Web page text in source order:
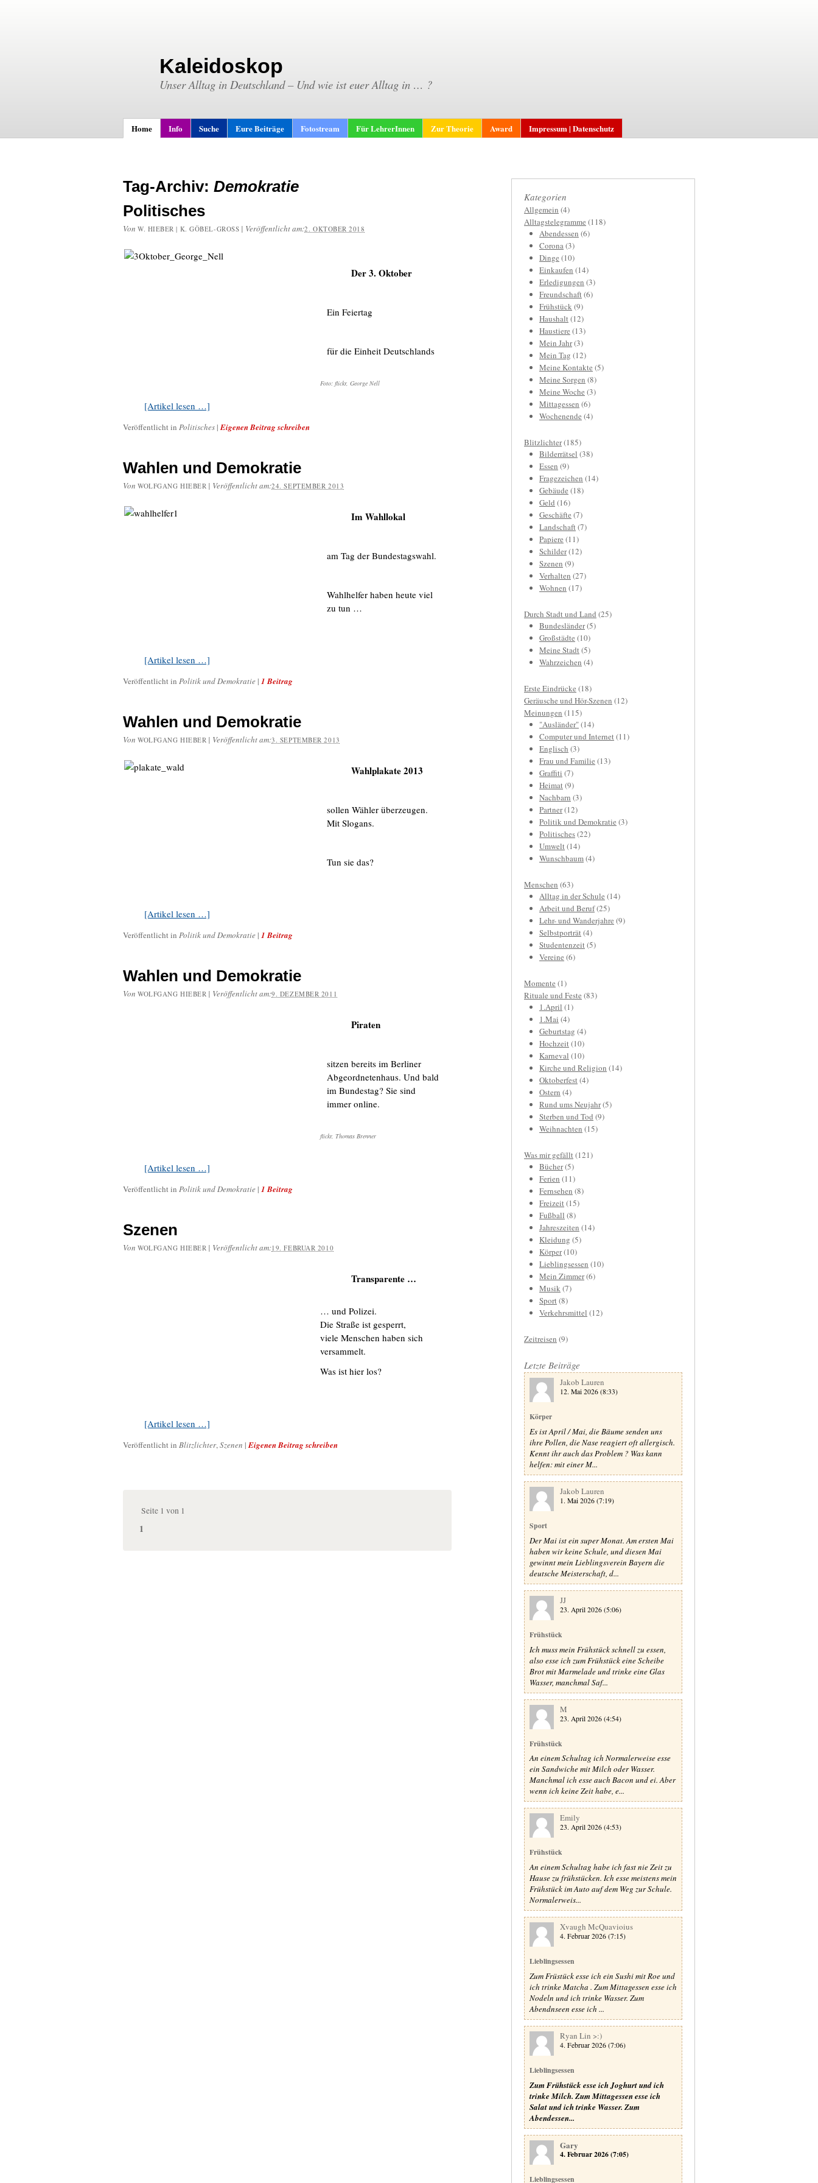
Kaleidoskop
Unser Alltag in Deutschland – Und wie ist euer Alltag in … ?
Home Info Suche Eure Beiträge Fotostream Für LehrerInnen Zur Theorie Award Impressum | Datenschutz
Tag-Archiv: Demokratie
Politisches
Von W. HIEBER | K. GÖBEL-GROSS | Veröffentlicht am:2. OKTOBER 2018
Der 3. Oktober
Ein Feiertag
für die Einheit Deutschlands
Foto: flickr, George Nell
[Artikel lesen …]
Veröffentlicht in Politisches | Eigenen Beitrag schreiben
Wahlen und Demokratie
Von WOLFGANG HIEBER | Veröffentlicht am:24. SEPTEMBER 2013
Im Wahllokal
am Tag der Bundestagswahl.
Wahlhelfer haben heute viel
zu tun …
[Artikel lesen …]
Veröffentlicht in Politik und Demokratie | 1 Beitrag
Wahlen und Demokratie
Von WOLFGANG HIEBER | Veröffentlicht am:3. SEPTEMBER 2013
Wahlplakate 2013
sollen Wähler überzeugen.
Mit Slogans.
Tun sie das?
[Artikel lesen …]
Veröffentlicht in Politik und Demokratie | 1 Beitrag
Wahlen und Demokratie
Von WOLFGANG HIEBER | Veröffentlicht am:9. DEZEMBER 2011
Piraten
sitzen bereits im Berliner
Abgeordnetenhaus. Und bald
im Bundestag? Sie sind
immer online.
flickr, Thomas Brenner
[Artikel lesen …]
Veröffentlicht in Politik und Demokratie | 1 Beitrag
Szenen
Von WOLFGANG HIEBER | Veröffentlicht am:19. FEBRUAR 2010
Transparente …
… und Polizei.
Die Straße ist gesperrt,
viele Menschen haben sich
versammelt.
Was ist hier los?
[Artikel lesen …]
Veröffentlicht in Blitzlichter,Szenen | Eigenen Beitrag schreiben
Seite 1 von 1
1
Kategorien
Allgemein (4)
Alltagstelegramme (118)
Abendessen (6)
Corona(3)
Dinge (10)
Einkaufen (14)
Erledigungen (3)
Freundschaft(6)
Frühstück(9)
Haushalt(12)
Haustiere (13)
Mein Jahr(3)
Mein Tag (12)
Meine Kontakte (5)
Meine Sorgen (8)
Meine Woche (3)
Mittagessen (6)
Wochenende (4)
Blitzlichter(185)
Bilderrätsel (38)
Essen (9)
Fragezeichen (14)
Gebäude (18)
Geld (16)
Geschäfte (7)
Landschaft(7)
Papiere (11)
Schilder(12)
Szenen (9)
Verhalten (27)
Wohnen (17)
Durch Stadt und Land (25)
Bundesländer(5)
Großstädte (10)
Meine Stadt(5)
Wahrzeichen (4)
Erste Eindrücke (18)
Geräusche und Hör-Szenen (12)
Meinungen (115)
"Ausländer"(14)
Computer und Internet(11)
Englisch (3)
Frau und Familie (13)
Graffiti (7)
Heimat(9)
Nachbarn (3)
Partner(12)
Politik und Demokratie (3)
Politisches(22)
Umwelt(14)
Wunschbaum(4)
Menschen (63)
Alltag in der Schule (14)
Arbeit und Beruf(25)
Lehr- und Wanderjahre (9)
Selbstporträt(4)
Studentenzeit(5)
Vereine (6)
Momente (1)
Rituale und Feste (83)
1.April (1)
1.Mai (4)
Geburtstag (4)
Hochzeit(10)
Karneval (10)
Kirche und Religion (14)
Oktoberfest(4)
Ostern (4)
Rund ums Neujahr(5)
Sterben und Tod (9)
Weihnachten (15)
Was mir gefällt(121)
Bücher(5)
Ferien (11)
Fernsehen (8)
Freizeit(15)
Fußball (8)
Jahreszeiten (14)
Kleidung (5)
Körper(10)
Lieblingsessen (10)
Mein Zimmer(6)
Musik(7)
Sport(8)
Verkehrsmittel (12)
Zeitreisen (9)
Letzte Beiträge
Jakob Lauren
12. Mai 2026 (8:33)
Körper
Es ist April / Mai, die Bäume senden uns
ihre Pollen, die Nase reagiert oft allergisch.
Kennt ihr auch das Problem ? Was kann
helfen: mit einer M...
Jakob Lauren
1. Mai 2026 (7:19)
Sport
Der Mai ist ein super Monat. Am ersten Mai
haben wir keine Schule, und diesen Mai
gewinnt mein Lieblingsverein Bayern die
deutsche Meisterschaft, d...
JJ
23. April 2026 (5:06)
Frühstück
Ich muss mein Frühstück schnell zu essen,
also esse ich zum Frühstück eine Scheibe
Brot mit Marmelade und trinke eine Glas
Wasser, manchmal Saf...
M
23. April 2026 (4:54)
Frühstück
An einem Schultag ich Normalerweise esse
ein Sandwiche mit Milch oder Wasser.
Manchmal ich esse auch Bacon und ei. Aber
wenn ich keine Zeit habe, e...
Emily
23. April 2026 (4:53)
Frühstück
An einem Schultag habe ich fast nie Zeit zu
Hause zu frühstücken. Ich esse meistens mein
Frühstück im Auto auf dem Weg zur Schule.
Normalerweis...
Xvaugh McQuavioius
4. Februar 2026 (7:15)
Lieblingsessen
Zum Früstück esse ich ein Sushi mit Roe und
ich trinke Matcha . Zum Mittagessen esse ich
Nodeln und ich trinke Wasser. Zum
Abendnseen esse ich ...
Ryan Lin >:)
4. Februar 2026 (7:06)
Lieblingsessen
Zum Frühstück esse ich Joghurt und ich
trinke Milch. Zum Mittagessen esse ich
Salat und ich trinke Wasser. Zum
Abendessen...
Gary
4. Februar 2026 (7:05)
Lieblingsessen